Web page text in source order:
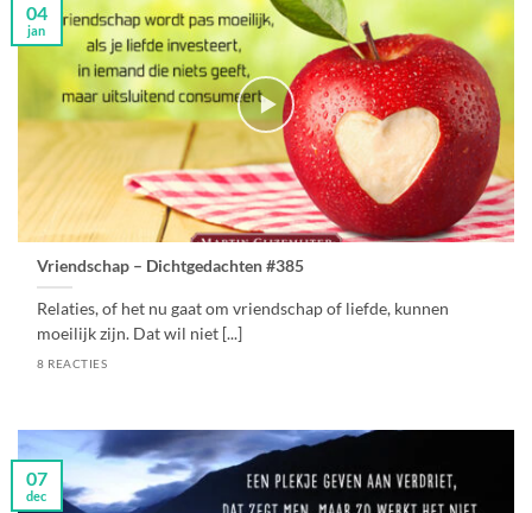
Vriendschap – Dichtgedachten #385
Relaties, of het nu gaat om vriendschap of liefde, kunnen
moeilijk zijn. Dat wil niet [...]
8 REACTIES
04
jan
07
dec